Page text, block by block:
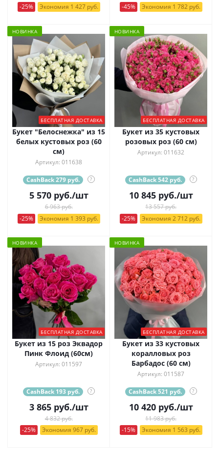
-25%
Экономия 1 427 руб.
-45%
Экономия 1 782 руб.
НОВИНКА
БЕСПЛАТНАЯ ДОСТАВКА
Букет "Белоснежка" из 15
белых кустовых роз (60
см)
Артикул: 011638
CashBack 279 руб. ?
5 570руб./шт
6 963 руб.
-25%
Экономия 1 393 руб.
НОВИНКА
БЕСПЛАТНАЯ ДОСТАВКА
Букет из 35 кустовых
розовых роз (60 см)
Артикул: 011632
CashBack 542 руб. ?
10 845руб./шт
13 557 руб.
-25%
Экономия 2 712 руб.
НОВИНКА
БЕСПЛАТНАЯ ДОСТАВКА
Букет из 15 роз Эквадор
Пинк Флоид (60см)
Артикул: 011597
CashBack 193 руб. ?
3 865руб./шт
4 832 руб.
-25%
Экономия 967 руб.
НОВИНКА
БЕСПЛАТНАЯ ДОСТАВКА
Букет из 33 кустовых
коралловых роз
Барбадос (60 см)
Артикул: 011587
CashBack 521 руб. ?
10 420руб./шт
11 983 руб.
-15%
Экономия 1 563 руб.